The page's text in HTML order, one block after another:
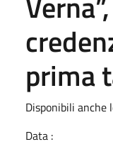
prima
Disponibili anche
Data :